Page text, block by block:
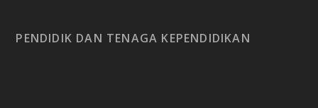
PENDIDIK DAN TENAGA KEPENDIDIKAN